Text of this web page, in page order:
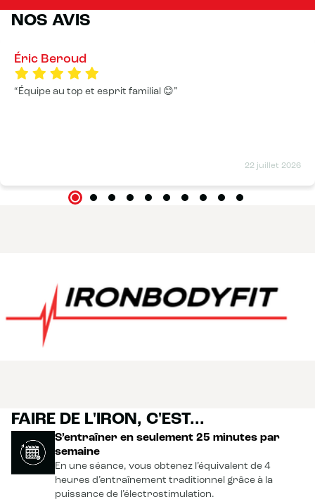
NOS AVIS
Éric Beroud
22 juillet 2026
Équipe au top et esprit familial 😊
FAIRE DE L'IRON, C'EST...
S’entraîner en seulement 25 minutes par
semaine
En une séance, vous obtenez l’équivalent de 4
heures d’entraînement traditionnel grâce à la
puissance de l’électrostimulation.